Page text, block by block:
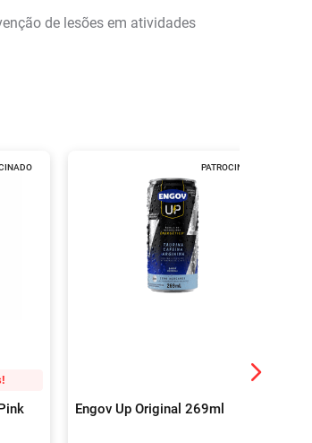
de lesões em atividades
PATROCINADO
Engov Up Original 269ml